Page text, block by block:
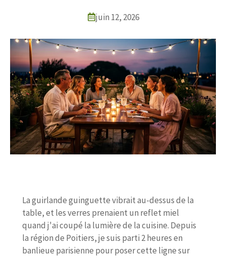
juin 12, 2026
La guirlande guinguette vibrait au-dessus de la
table, et les verres prenaient un reflet miel
quand j'ai coupé la lumière de la cuisine. Depuis
la région de Poitiers, je suis parti 2 heures en
banlieue parisienne pour poser cette ligne sur